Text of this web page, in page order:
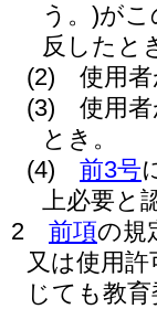
う。)がこ
反したと
(2)
使用
(3)
使用
とき。
(4)
前3号
上必要と
2
前項の規
又は使用
じても教